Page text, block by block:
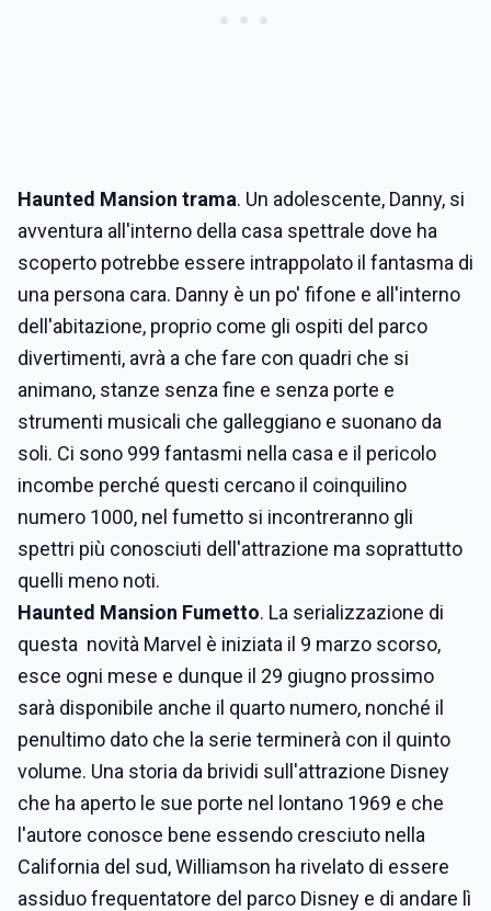
Haunted Mansion trama. Un adolescente, Danny, si
avventura all'interno della casa spettrale dove ha
scoperto potrebbe essere intrappolato il fantasma di
una persona cara. Danny è un po' fifone e all'interno
dell'abitazione, proprio come gli ospiti del parco
divertimenti, avrà a che fare con quadri che si
animano, stanze senza fine e senza porte e
strumenti musicali che galleggiano e suonano da
soli. Ci sono 999 fantasmi nella casa e il pericolo
incombe perché questi cercano il coinquilino
numero 1000, nel fumetto si incontreranno gli
spettri più conosciuti dell'attrazione ma soprattutto
quelli meno noti.
Haunted Mansion Fumetto. La serializzazione di
questa novità Marvel è iniziata il 9 marzo scorso,
esce ogni mese e dunque il 29 giugno prossimo
sarà disponibile anche il quarto numero, nonché il
penultimo dato che la serie terminerà con il quinto
volume. Una storia da brividi sull'attrazione Disney
che ha aperto le sue porte nel lontano 1969 e che
l'autore conosce bene essendo cresciuto nella
California del sud, Williamson ha rivelato di essere
assiduo frequentatore del parco Disney e di andare lì